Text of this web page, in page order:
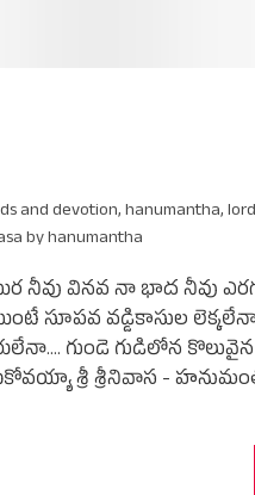
and devotion,hanumantha,lord
by hanumantha
మొర నీవు వినవ నా భాద నీవు
సూపవ వడ్డికాసుల లెక్కలేనా
గుండె గుడిలోన కొలువైన
శ్రీ శ్రీనివాస -